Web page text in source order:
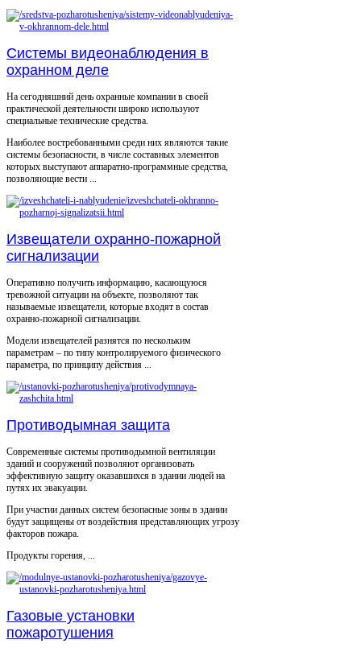
Системы видеонаблюдения в
охранном деле
На сегодняшний день охранные компании в своей
практической деятельности широко используют
специальные технические средства.
Наиболее востребованными среди них являются такие
системы безопасности, в числе составных элементов
которых выступают аппаратно-программные средства,
позволяющие вести ...
Извещатели охранно-пожарной
сигнализации
Оперативно получить информацию, касающуюся
тревожной ситуации на объекте, позволяют так
называемые извещатели, которые входят в состав
охранно-пожарной сигнализации.
Модели извещателей разнятся по нескольким
параметрам – по типу контролируемого физического
параметра, по принципу действия ...
Противодымная защита
Современные системы противодымной вентиляции
зданий и сооружений позволяют организовать
эффективную защиту оказавшихся в здании людей на
путях их эвакуации.
При участии данных систем безопасные зоны в здании
будут защищены от воздействия представляющих угрозу
факторов пожара.
Продукты горения, ...
Газовые установки
пожаротушения